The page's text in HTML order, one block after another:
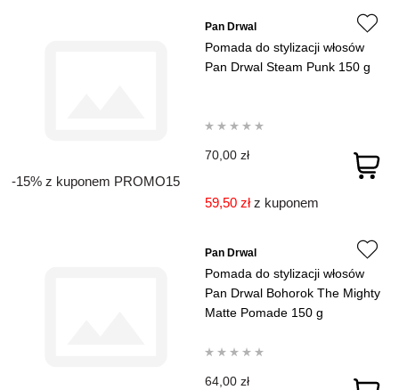
-15% z kuponem PROMO15
Pan Drwal
Pomada do stylizacji włosów
Pan Drwal Steam Punk 150 g
70,00 zł
59,50 złz kuponem
Pan Drwal
Pomada do stylizacji włosów
Pan Drwal Bohorok The Mighty
Matte Pomade 150 g
64,00 zł